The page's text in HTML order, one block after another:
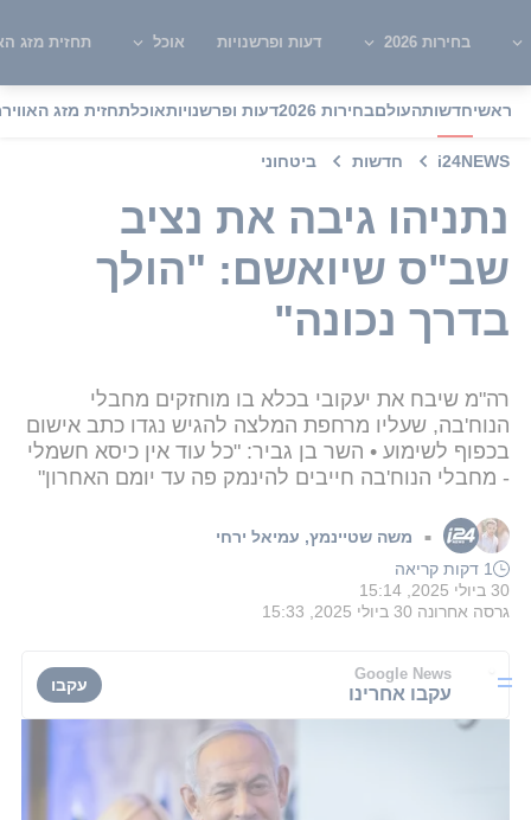
בחירות 2026 דעות ופרשנויות אוכל תחזית מזג
ראשיחדשותהעולםבחירות 2026 דעות ופרשנויותאוכלתחזית מזג האוויר
i24NEWS חדשות ביטחוני
נתניהו גיבה את נציב
שב"ס שיואשם: "הולך
בדרך נכונה"
רה"מ שיבח את יעקובי בכלא בו מוחזקים מחבלי
הנוח'בה, שעליו מרחפת המלצה להגיש נגדו כתב אישום
בכפוף לשימוע • השר בן גביר: "כל עוד אין כיסא חשמלי
- מחבלי הנוח'בה חייבים להינמק פה עד יומם האחרון"
■ משה שטיינמץ, עמיאל ירחי
1 דקות קריאה
30 ביולי 2025, 15:14
גרסה אחרונה 30 ביולי 2025, 15:33
Google News
עקבו אחרינו עקבו